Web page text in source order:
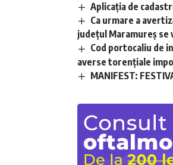
Aplicaţia de
Ca urmare a
județul Maramureș
Cod portocaliu de
averse torențiale
MANIFEST: